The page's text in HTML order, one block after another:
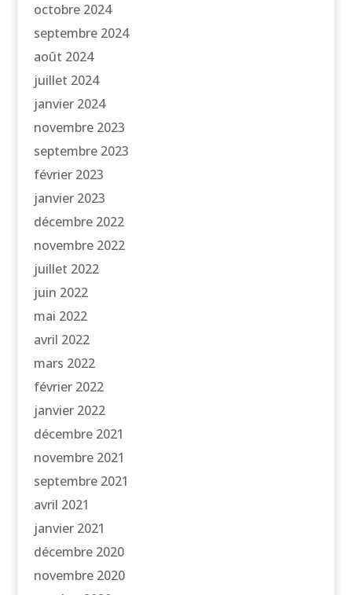
octobre 2024
septembre 2024
août 2024
juillet 2024
janvier 2024
novembre 2023
septembre 2023
février 2023
janvier 2023
décembre 2022
novembre 2022
juillet 2022
juin 2022
mai 2022
avril 2022
mars 2022
février 2022
janvier 2022
décembre 2021
novembre 2021
septembre 2021
avril 2021
janvier 2021
décembre 2020
novembre 2020